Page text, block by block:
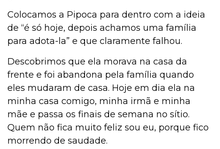
Institucional
Colocamos a Pipoca para dentro com a ideia
de “é só hoje, depois achamos uma família
para adota-la” e que claramente falhou.
Descobrimos que ela morava na casa da
frente e foi abandona pela família quando
eles mudaram de casa. Hoje em dia ela na
minha casa comigo, minha irmã e minha
mãe e passa os finais de semana no sítio.
Quem não fica muito feliz sou eu, porque fico
morrendo de saudade.